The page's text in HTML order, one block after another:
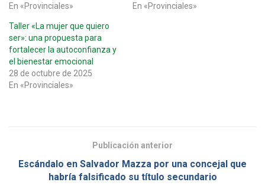
En «Provinciales»
En «Provinciales»
Taller «La mujer que quiero
ser»: una propuesta para
fortalecer la autoconfianza y
el bienestar emocional
28 de octubre de 2025
En «Provinciales»
Publicación anterior
Escándalo en Salvador Mazza por una concejal que
habría falsificado su título secundario